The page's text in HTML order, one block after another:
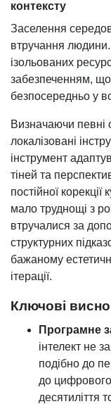
контексту
Заселення
втручання людини.
ізольованих
забезпеченням,
безпосередньо у
Визначаючи певні
локалізовані
інструмент
тіней та
постійної
мало труднощі з
втручалися за
структурних
бажаному
ітерації.
Ключові
Програмне
інтелект не
подібно до
до
десятиліття